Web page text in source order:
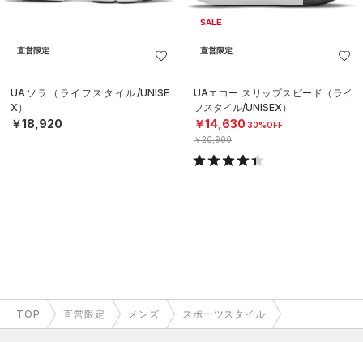
直営限定
UAソラ（ライフスタイル/UNISE
X）
￥18,920
SALE
直営限定
UAエコー スリップスピード（ライ
フスタイル/UNISEX）
￥14,630 30%OFF
￥20,900
TOP 直営限定 メンズ スポーツスタイル